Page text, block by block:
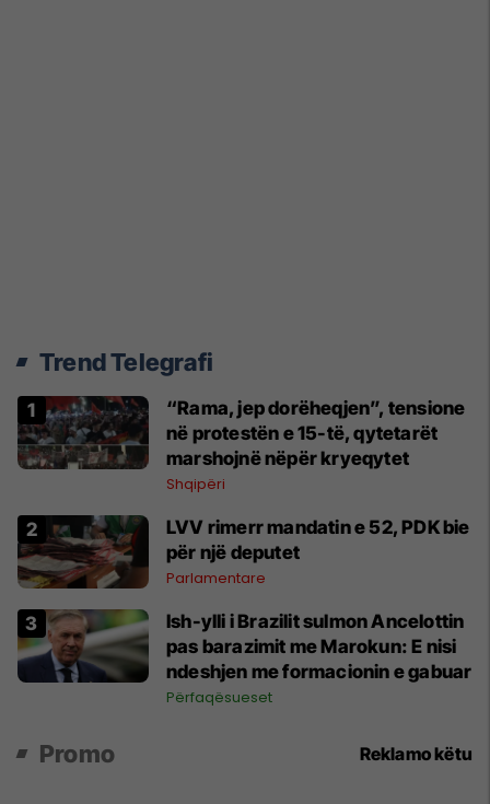
Trend Telegrafi
“Rama, jep dorëheqjen”, tensione
në protestën e 15-të, qytetarët
marshojnë nëpër kryeqytet
Shqipëri
LVV rimerr mandatin e 52, PDK bie
për një deputet
Parlamentare
Ish-ylli i Brazilit sulmon Ancelottin
pas barazimit me Marokun: E nisi
ndeshjen me formacionin e gabuar
Përfaqësueset
Promo Reklamo këtu